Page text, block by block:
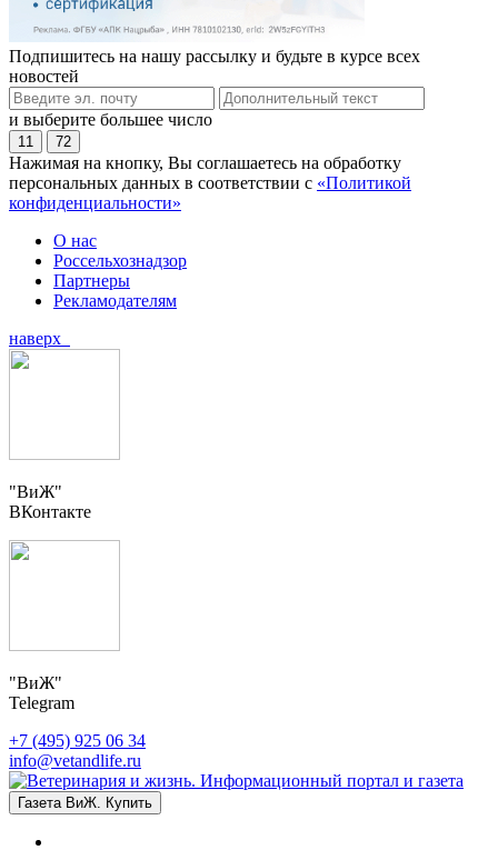
Подпишитесь на нашу рассылку и будьте в курсе всех
новостей
и выберите большее число
11 72
Нажимая на кнопку, Вы соглашаетесь на обработку
персональных данных в соответствии с «Политикой
конфиденциальности»
О нас
Россельхознадзор
Партнеры
Рекламодателям
наверх
"ВиЖ"
ВКонтакте
"ВиЖ"
Telegram
+7 (495) 925 06 34
info@vetandlife.ru
Газета ВиЖ. Купить